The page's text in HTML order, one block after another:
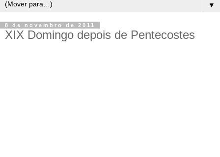
▼
8 de novembro de 2011
XIX Domingo depois de Pentecostes